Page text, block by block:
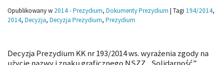
Opublikowany w 2014 - Prezydium, Dokumenty Prezydium | Tagi 194/2014,
2014, Decyzja, Decyzja Prezydium, Prezydium
Decyzja Prezydium KK nr 193/2014 ws. wyrażenia zgody na